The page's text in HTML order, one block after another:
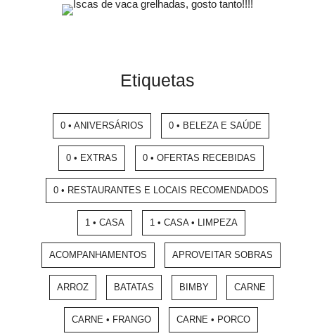
Etiquetas
0 • ANIVERSÁRIOS 0 • BELEZA E SAÚDE
0 • EXTRAS 0 • OFERTAS RECEBIDAS
0 • RESTAURANTES E LOCAIS RECOMENDADOS
1 • CASA 1 • CASA • LIMPEZA
ACOMPANHAMENTOS APROVEITAR SOBRAS
ARROZ BATATAS BIMBY CARNE
CARNE • FRANGO CARNE • PORCO